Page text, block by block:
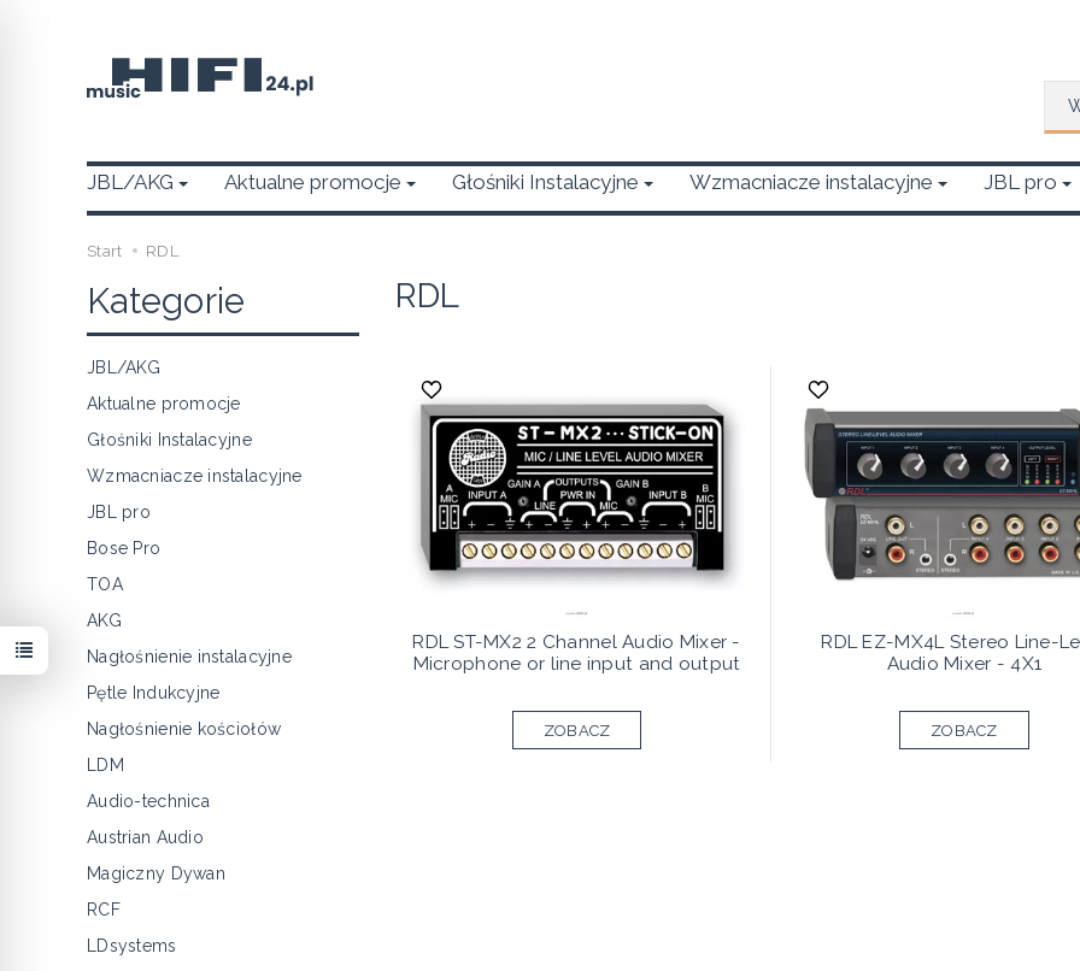
JBL/AKG Aktualne promocje Głośniki Instalacyjne Wzmacniacze instalacyjne JBL pro
Start RDL
RDL
RDL ST-MX2 2 Channel Audio Mixer -
Microphone or line input and output
ZOBACZ
RDL EZ-MX4L Stereo Line-
Audio Mixer - 4X1
ZOBACZ
Kategorie
JBL/AKG
Aktualne promocje
Głośniki Instalacyjne
Wzmacniacze instalacyjne
JBL pro
Bose Pro
TOA
AKG
Nagłośnienie instalacyjne
Pętle Indukcyjne
Nagłośnienie kościołów
LDM
Audio-technica
Austrian Audio
Magiczny Dywan
RCF
LDsystems